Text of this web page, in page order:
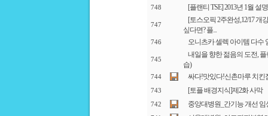
748 [플랜티 TSE] 2013년 1월 설
747
[토스오픽 2주완성,12/17
싶다면? 플...
746 오니츠카 셀렉 아이템 다수
745
내일을 향한 젊음의 도전,
습)
744 싸다!맛있다!신촌마루 치킨
743 [토플 배경지식]제2화 사막
742 중앙대병원_간기능 개선 임